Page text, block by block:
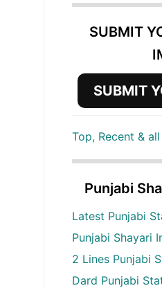
SUBMIT
SUBMIT
Top, Recent &
Punjabi
Latest Punjabi
Punjabi Shayari
2 Lines Punjabi
Dard Punjabi